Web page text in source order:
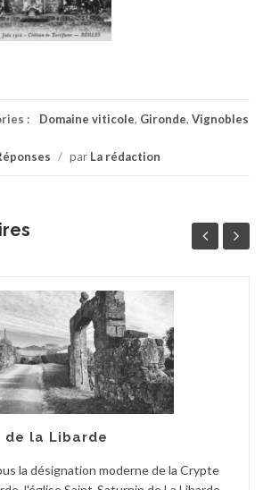
: Domaine viticole, Gironde, Vignobles
/ par La rédaction
de la Libarde
la désignation moderne de la Crypte